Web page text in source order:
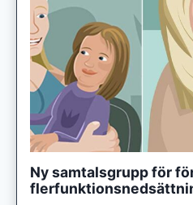
Ny samtalsgrupp för